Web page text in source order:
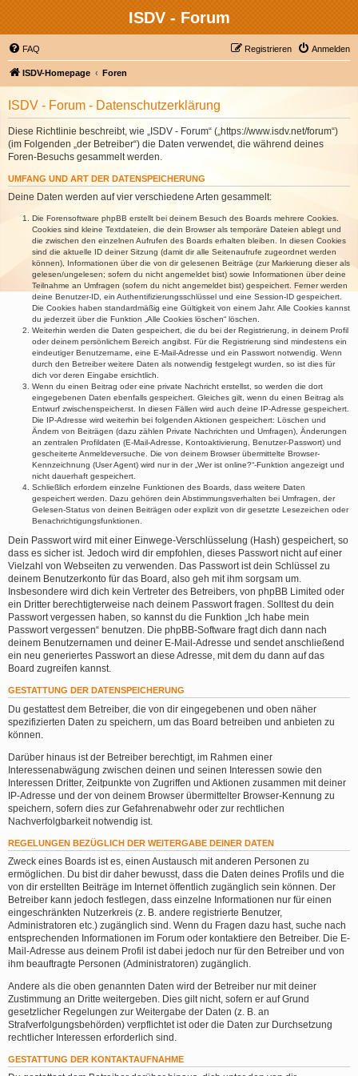
ISDV - Forum
FAQ Anmelden
Registrieren
ISDV-Homepage Foren
ISDV - Forum - Datenschutzerklärung
Diese Richtlinie beschreibt, wie „ISDV - Forum“ („https://www.isdv.net/forum“)
(im Folgenden „der Betreiber“) die Daten verwendet, die während deines
Foren-Besuchs gesammelt werden.
UMFANG UND ART DER DATENSPEICHERUNG
Deine Daten werden auf vier verschiedene Arten gesammelt:
Die Forensoftware phpBB erstellt bei deinem Besuch des Boards mehrere Cookies.
Cookies sind kleine Textdateien, die dein Browser als temporäre Dateien ablegt und
die zwischen den einzelnen Aufrufen des Boards erhalten bleiben. In diesen Cookies
sind die aktuelle ID deiner Sitzung (damit dir alle Seitenaufrufe zugeordnet werden
können), Informationen über die von dir gelesenen Beiträge (zur Markierung dieser als
gelesen/ungelesen; sofern du nicht angemeldet bist) sowie Informationen über deine
Teilnahme an Umfragen (sofern du nicht angemeldet bist) gespeichert. Ferner werden
deine Benutzer-ID, ein Authentifizierungsschlüssel und eine Session-ID gespeichert.
Die Cookies haben standardmäßig eine Gültigkeit von einem Jahr. Alle Cookies kannst
du jederzeit über die Funktion „Alle Cookies löschen“ löschen.
Weiterhin werden die Daten gespeichert, die du bei der Registrierung, in deinem Profil
oder deinem persönlichem Bereich angibst. Für die Registrierung sind mindestens ein
eindeutiger Benutzername, eine E-Mail-Adresse und ein Passwort notwendig. Wenn
durch den Betreiber weitere Daten als notwendig festgelegt wurden, so ist dies für
dich vor deren Eingabe ersichtlich.
Wenn du einen Beitrag oder eine private Nachricht erstellst, so werden die dort
eingegebenen Daten ebenfalls gespeichert. Gleiches gilt, wenn du einen Beitrag als
Entwurf zwischenspeicherst. In diesen Fällen wird auch deine IP-Adresse gespeichert.
Die IP-Adresse wird weiterhin bei folgenden Aktionen gespeichert: Löschen und
Ändern von Beiträgen (dazu zählen Private Nachrichten und Umfragen), Änderungen
an zentralen Profildaten (E-Mail-Adresse, Kontoaktivierung, Benutzer-Passwort) und
gescheiterte Anmeldeversuche. Die von deinem Browser übermittelte Browser-
Kennzeichnung (User Agent) wird nur in der „Wer ist online?“-Funktion angezeigt und
nicht dauerhaft gespeichert.
Schließlich erfordern einzelne Funktionen des Boards, dass weitere Daten
gespeichert werden. Dazu gehören dein Abstimmungsverhalten bei Umfragen, der
Gelesen-Status von deinen Beiträgen oder explizit von dir gesetzte Lesezeichen oder
Benachrichtigungsfunktionen.
Dein Passwort wird mit einer Einwege-Verschlüsselung (Hash) gespeichert, so
dass es sicher ist. Jedoch wird dir empfohlen, dieses Passwort nicht auf einer
Vielzahl von Webseiten zu verwenden. Das Passwort ist dein Schlüssel zu
deinem Benutzerkonto für das Board, also geh mit ihm sorgsam um.
Insbesondere wird dich kein Vertreter des Betreibers, von phpBB Limited oder
ein Dritter berechtigterweise nach deinem Passwort fragen. Solltest du dein
Passwort vergessen haben, so kannst du die Funktion „Ich habe mein
Passwort vergessen“ benutzen. Die phpBB-Software fragt dich dann nach
deinem Benutzernamen und deiner E-Mail-Adresse und sendet anschließend
ein neu generiertes Passwort an diese Adresse, mit dem du dann auf das
Board zugreifen kannst.
GESTATTUNG DER DATENSPEICHERUNG
Du gestattest dem Betreiber, die von dir eingegebenen und oben näher
spezifizierten Daten zu speichern, um das Board betreiben und anbieten zu
können.
Darüber hinaus ist der Betreiber berechtigt, im Rahmen einer
Interessenabwägung zwischen deinen und seinen Interessen sowie den
Interessen Dritter, Zeitpunkte von Zugriffen und Aktionen zusammen mit deiner
IP-Adresse und der von deinem Browser übermittelter Browser-Kennung zu
speichern, sofern dies zur Gefahrenabwehr oder zur rechtlichen
Nachverfolgbarkeit notwendig ist.
REGELUNGEN BEZÜGLICH DER WEITERGABE DEINER DATEN
Zweck eines Boards ist es, einen Austausch mit anderen Personen zu
ermöglichen. Du bist dir daher bewusst, dass die Daten deines Profils und die
von dir erstellten Beiträge im Internet öffentlich zugänglich sein können. Der
Betreiber kann jedoch festlegen, dass einzelne Informationen nur für einen
eingeschränkten Nutzerkreis (z. B. andere registrierte Benutzer,
Administratoren etc.) zugänglich sind. Wenn du Fragen dazu hast, suche nach
entsprechenden Informationen im Forum oder kontaktiere den Betreiber. Die E-
Mail-Adresse aus deinem Profil ist dabei jedoch nur für den Betreiber und von
ihm beauftragte Personen (Administratoren) zugänglich.
Andere als die oben genannten Daten wird der Betreiber nur mit deiner
Zustimmung an Dritte weitergeben. Dies gilt nicht, sofern er auf Grund
gesetzlicher Regelungen zur Weitergabe der Daten (z. B. an
Strafverfolgungsbehörden) verpflichtet ist oder die Daten zur Durchsetzung
rechtlicher Interessen erforderlich sind.
GESTATTUNG DER KONTAKTAUFNAHME